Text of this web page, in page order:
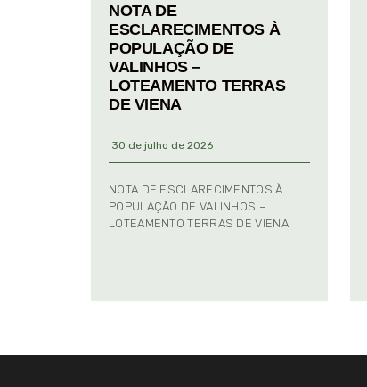
NOTA DE
ESCLARECIMENTOS À
POPULAÇÃO DE
VALINHOS –
LOTEAMENTO TERRAS
DE VIENA
30 de julho de 2026
NOTA DE ESCLARECIMENTOS À
POPULAÇÃO DE VALINHOS –
LOTEAMENTO TERRAS DE VIENA